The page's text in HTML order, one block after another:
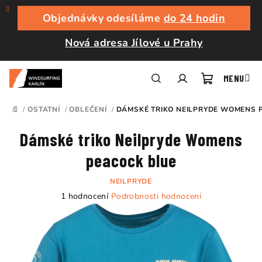
Přejít
obsah
Objednávky odesíláme do 24 hodin
Nová adresa Jílové u Prahy
DOMŮ
/ OSTATNÍ / OBLEČENÍ / DÁMSKÉ TRIKO NEILPRYDE WOMENS
Dámské triko Neilpryde Womens
peacock blue
NEILPRYDE
Průměrné
hodnocení
produktu
5,0
z
1 hodnocení Podrobnosti hodnocení